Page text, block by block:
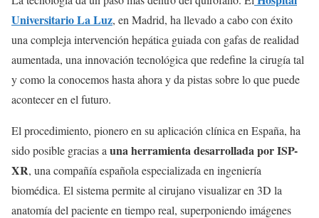
Universitario La Luz, en Madrid, ha llevado a cabo con éxito
una compleja intervención hepática guiada con gafas de realidad
aumentada, una innovación tecnológica que redefine la cirugía tal
y como la conocemos hasta ahora y da pistas sobre lo que puede
acontecer en el futuro.
El procedimiento, pionero en su aplicación clínica en España, ha
sido posible gracias a una herramienta desarrollada por ISP-
XR, una compañía española especializada en ingeniería
biomédica. El sistema permite al cirujano visualizar en 3D la
anatomía del paciente en tiempo real, superponiendo imágenes